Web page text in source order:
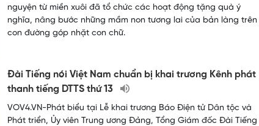
nguyện từ miền xuôi đã tổ chức các hoạt động tặng quà ý
nghĩa, nâng bước những mầm non tương lai của bản làng trên
con đường góp nhặt con chữ.
Đài Tiếng nói Việt Nam chuẩn bị khai trương Kênh phát
thanh tiếng DTTS thứ 13
VOV4.VN-Phát biểu tại Lễ khai trương Báo Điện tử Dân tộc và
Phát triển, Ủy viên Trung ương Đảng, Tổng Giám đốc Đài Tiếng